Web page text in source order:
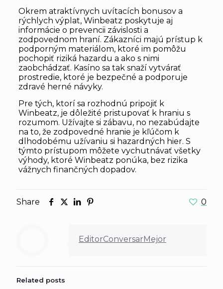
Okrem atraktívnych uvítacích bonusov a
rýchlych výplat, Winbeatz poskytuje aj
informácie o prevencii závislosti a
zodpovednom hraní. Zákazníci majú prístup k
podporným materiálom, ktoré im pomôžu
pochopiť riziká hazardu a ako s nimi
zaobchádzať. Kasíno sa tak snaží vytvárať
prostredie, ktoré je bezpečné a podporuje
zdravé herné návyky.
Pre tých, ktorí sa rozhodnú pripojiť k
Winbeatz, je dôležité pristupovať k hraniu s
rozumom. Užívajte si zábavu, no nezabúdajte
na to, že zodpovedné hranie je kľúčom k
dlhodobému užívaniu si hazardných hier. S
týmto prístupom môžete vychutnávať všetky
výhody, ktoré Winbeatz ponúka, bez rizika
vážnych finančných dopadov.
Share 0
EditorConversarMejor
Related posts